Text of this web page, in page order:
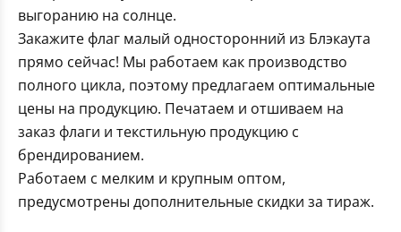
выгоранию на солнце.
Закажите флаг малый односторонний из Блэкаута
прямо сейчас! Мы работаем как производство
полного цикла, поэтому предлагаем оптимальные
цены на продукцию. Печатаем и отшиваем на
заказ флаги и текстильную продукцию с
брендированием.
Работаем с мелким и крупным оптом,
предусмотрены дополнительные скидки за тираж.